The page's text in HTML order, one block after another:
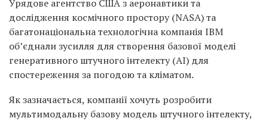
Урядове агентство США з аеронавтики та
дослідження космічного простору (NASA) та
багатонаціональна технологічна компанія IBM
об’єднали зусилля для створення базової моделі
генеративного штучного інтелекту (AI) для
спостереження за погодою та кліматом.
Як зазначається, компанії хочуть розробити
мультимодальну базову модель штучного інтелекту,